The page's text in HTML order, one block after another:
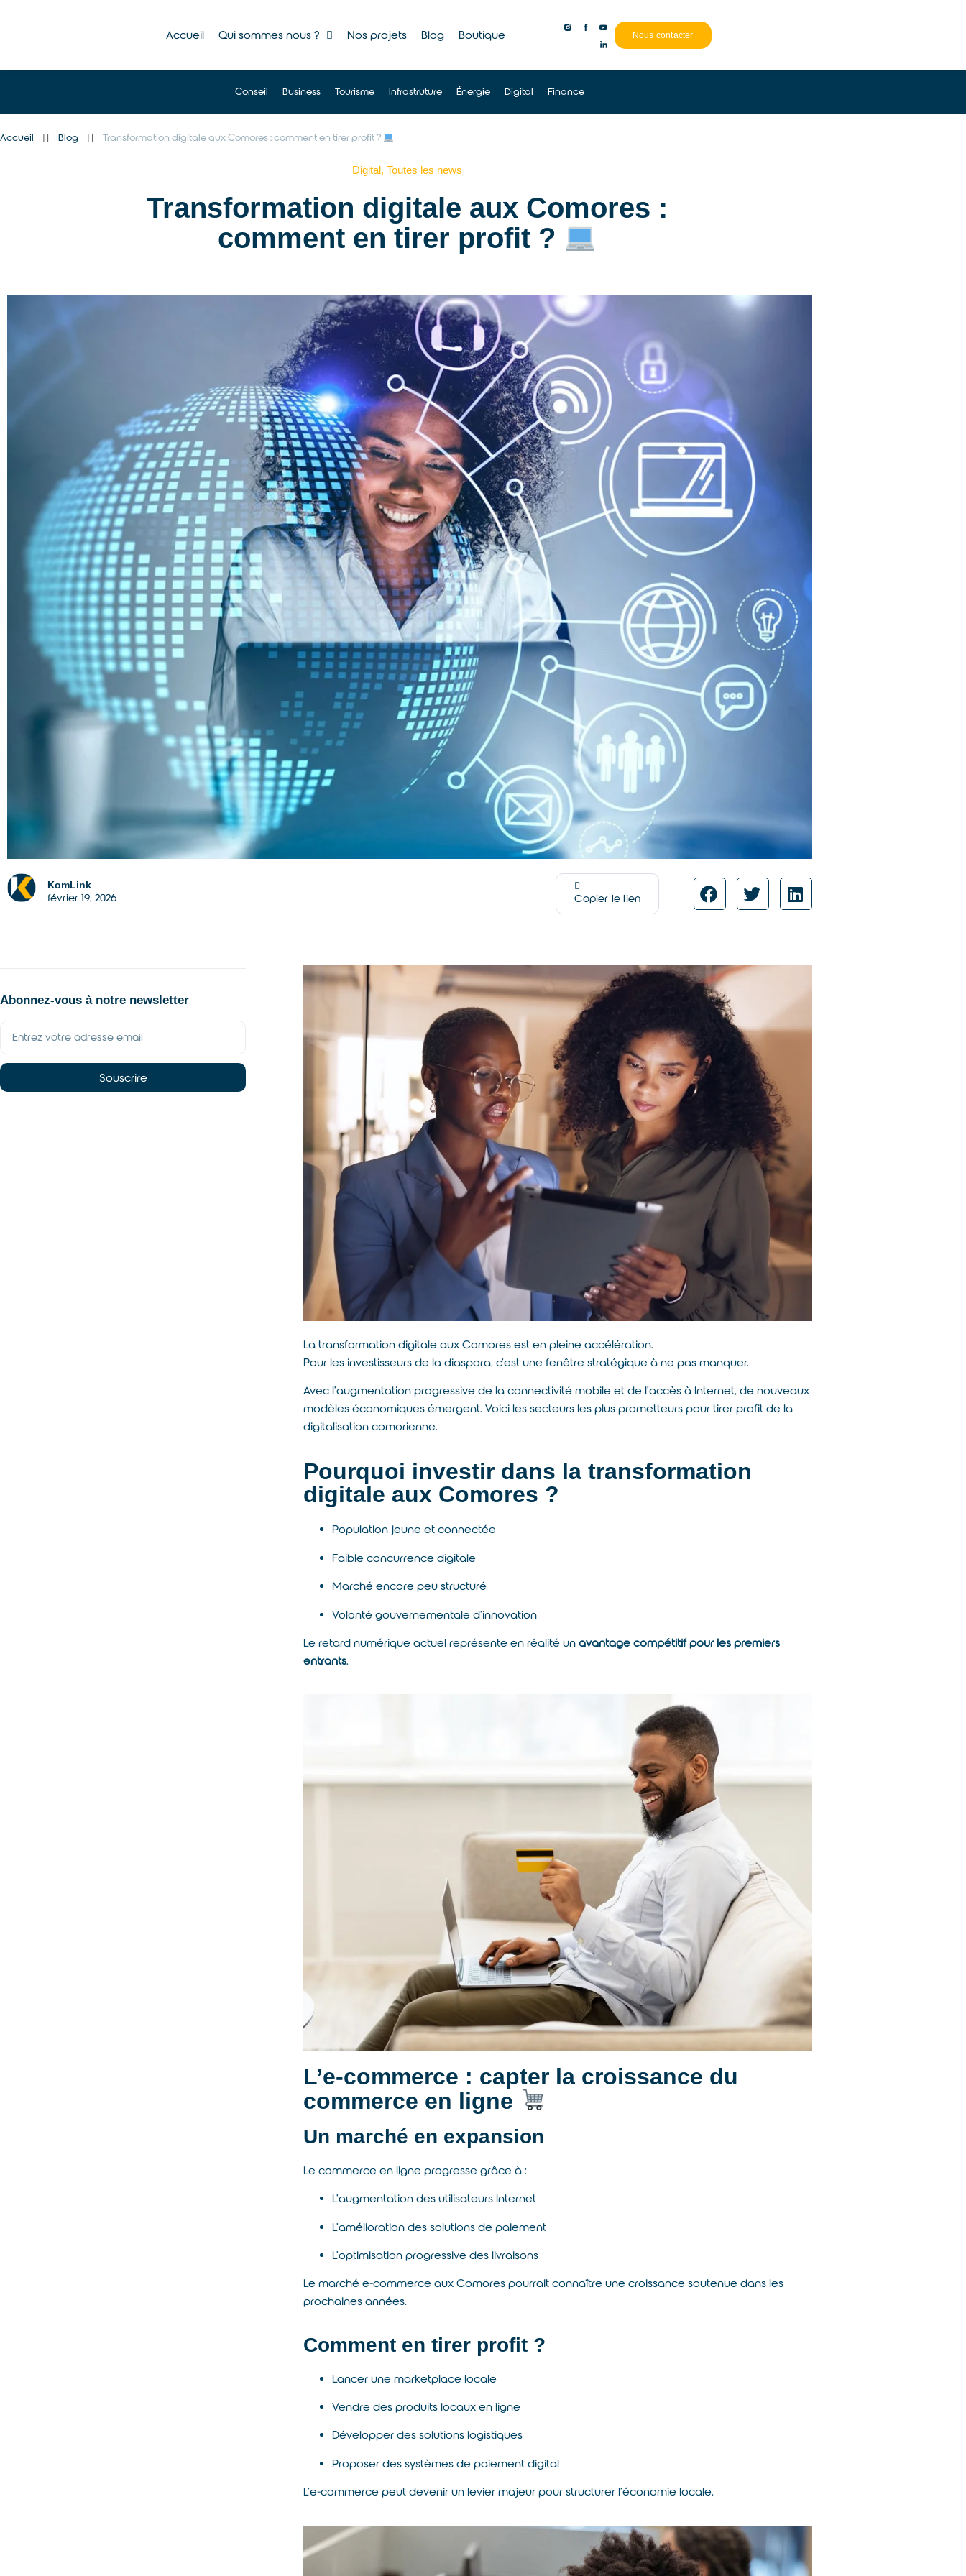
Accueil Qui sommes nous ? Nos projets Blog Boutique Nous contacter
Conseil Business Tourisme Infrastruture Énergie Digital Finance
Accueil Blog Transformation digitale aux Comores : comment en tirer profit ?
Digital, Toutes les news
Transformation digitale aux Comores :
comment en tirer profit ?
KomLink
février 19, 2026 Copier le lien
Abonnez-vous à notre newsletter
Souscrire
La transformation digitale aux Comores est en pleine accélération.
Pour les investisseurs de la diaspora, c’est une fenêtre stratégique à ne pas manquer.
Avec l’augmentation progressive de la connectivité mobile et de l’accès à Internet, de nouveaux
modèles économiques émergent. Voici les secteurs les plus prometteurs pour tirer profit de la
digitalisation comorienne.
Pourquoi investir dans la transformation
digitale aux Comores ?
Population jeune et connectée
Faible concurrence digitale
Marché encore peu structuré
Volonté gouvernementale d’innovation
Le retard numérique actuel représente en réalité un avantage compétitif pour les premiers
entrants.
L’e-commerce : capter la croissance du
commerce en ligne
Un marché en expansion
Le commerce en ligne progresse grâce à :
L’augmentation des utilisateurs Internet
L’amélioration des solutions de paiement
L’optimisation progressive des livraisons
Le marché e-commerce aux Comores pourrait connaître une croissance soutenue dans les
prochaines années.
Comment en tirer profit ?
Lancer une marketplace locale
Vendre des produits locaux en ligne
Développer des solutions logistiques
Proposer des systèmes de paiement digital
L’e-commerce peut devenir un levier majeur pour structurer l’économie locale.